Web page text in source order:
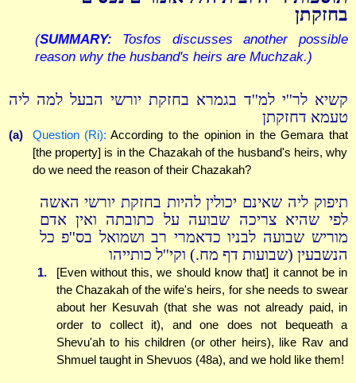
בחזקתן
(SUMMARY: Tosfos discusses another possible
reason why the husband's heirs are Muchzak.)
קשיא לר''י למ''ד בגמרא בחזקת יורשי הבעל למה ליה
טעמא דחזקתן
(a) Question (Ri): According to the opinion in the Gemara that
[the property] is in the Chazakah of the husband's heirs, why
do we need the reason of their Chazakah?
תיפוק ליה שאינם יכולין להיות בחזקת יורשי האשה
לפי שהיא צריכה שבועה על כתובתה ואין אדם
מוריש שבועה לבניו כדאמרי רב ושמואל בס''פ כל
הנשבעין (שבועות דף מח.) וקי''ל כותייהו
1.
[Even without this, we should know that] it cannot be in
the Chazakah of the wife's heirs, for she needs to swear
about her Kesuvah (that she was not already paid, in
order to collect it), and one does not bequeath a
Shevu'ah to his children (or other heirs), like Rav and
Shmuel taught in Shevuos (48a), and we hold like them!